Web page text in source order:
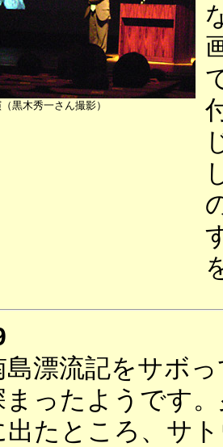
黒木秀一さん撮影）
島漂流記をサボ
まったようです
出たところ、サ